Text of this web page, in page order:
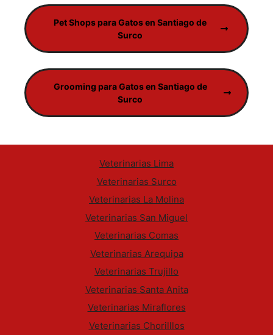
Pet Shops para Gatos en Santiago de
Surco
Grooming para Gatos en Santiago de
Surco
Veterinarias Lima
Veterinarias Surco
Veterinarias La Molina
Veterinarias San Miguel
Veterinarias Comas
Veterinarias Arequipa
Veterinarias Trujillo
Veterinarias Santa Anita
Veterinarias Miraflores
Veterinarias Chorilllos